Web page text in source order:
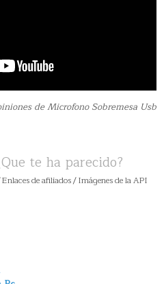
de Microfono Sobremesa Usb
te ha parecido?
de afiliados / Imágenes de la API